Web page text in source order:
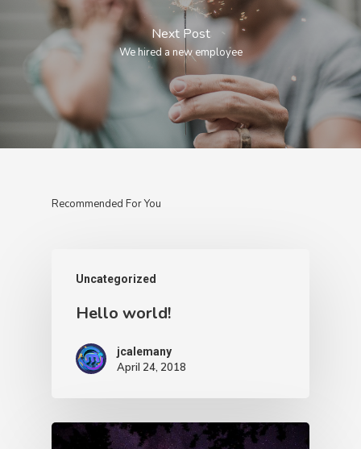
Next Post
We hired a new employee
Recommended For You
Uncategorized
Hello world!
jcalemany
April 24, 2018